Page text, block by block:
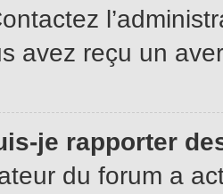
avez reçu un
je rapporter
du forum a